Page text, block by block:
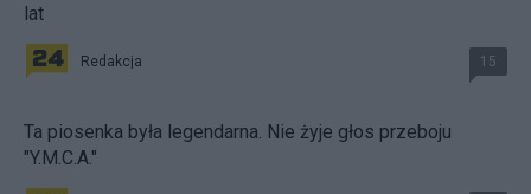
lat
Redakcja 15
Ta piosenka była legendarna. Nie żyje głos przeboju
"Y.M.C.A."